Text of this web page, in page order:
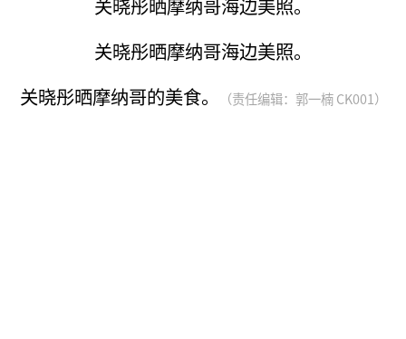
关晓彤晒摩纳哥海边美照。
关晓彤晒摩纳哥的美食。
（责任编辑：郭一楠 CK001）